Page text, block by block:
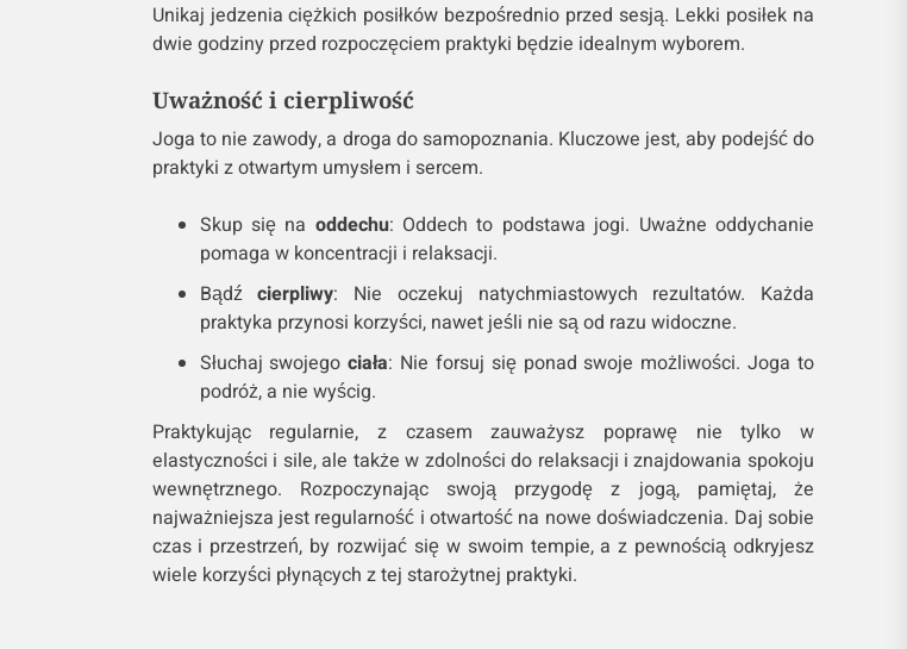
Unikaj jedzenia ciężkich posiłków bezpośrednio przed sesją. Lekki posiłek na
dwie godziny przed rozpoczęciem praktyki będzie idealnym wyborem.
Uważność i cierpliwość
Joga to nie zawody, a droga do samopoznania. Kluczowe jest, aby podejść do
praktyki z otwartym umysłem i sercem.
Skup się na oddechu: Oddech to podstawa jogi. Uważne oddychanie
pomaga w koncentracji i relaksacji.
Bądźcierpliwy: Nie oczekuj natychmiastowych rezultatów. Każda
praktyka przynosi korzyści, nawet jeśli nie są od razu widoczne.
Słuchaj swojegociała: Nie forsuj się ponad swoje możliwości. Joga to
podróż, a nie wyścig.
Praktykując regularnie, z czasem zauważysz poprawę nie tylko w
elastyczności i sile, ale także w zdolności do relaksacji i znajdowania spokoju
wewnętrznego. Rozpoczynając swoją przygodę z jogą, pamiętaj, że
najważniejsza jest regularność i otwartość na nowe doświadczenia. Daj sobie
czas i przestrzeń, by rozwijać się w swoim tempie, a z pewnością odkryjesz
wiele korzyści płynących z tej starożytnej praktyki.